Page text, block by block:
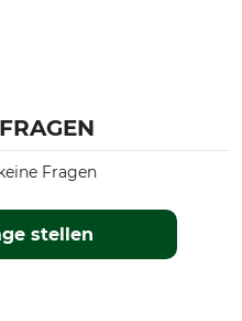
stellen
Fragen